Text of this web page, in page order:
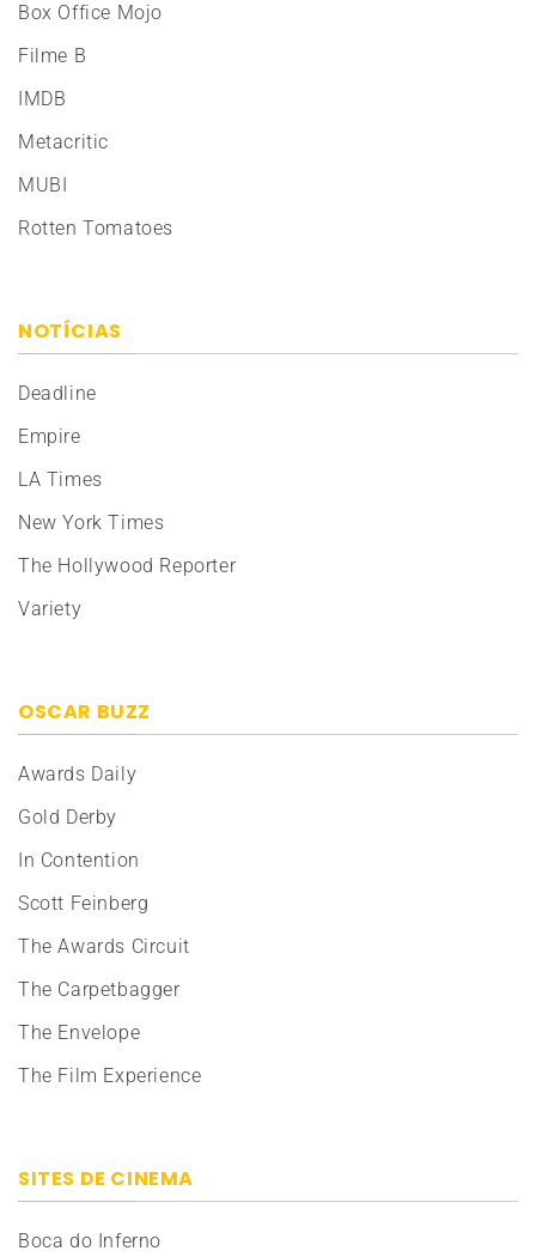
Box Office Mojo
Filme B
IMDB
Metacritic
MUBI
Rotten Tomatoes
NOTÍCIAS
Deadline
Empire
LA Times
New York Times
The Hollywood Reporter
Variety
OSCAR BUZZ
Awards Daily
Gold Derby
In Contention
Scott Feinberg
The Awards Circuit
The Carpetbagger
The Envelope
The Film Experience
SITES DE CINEMA
Boca do Inferno